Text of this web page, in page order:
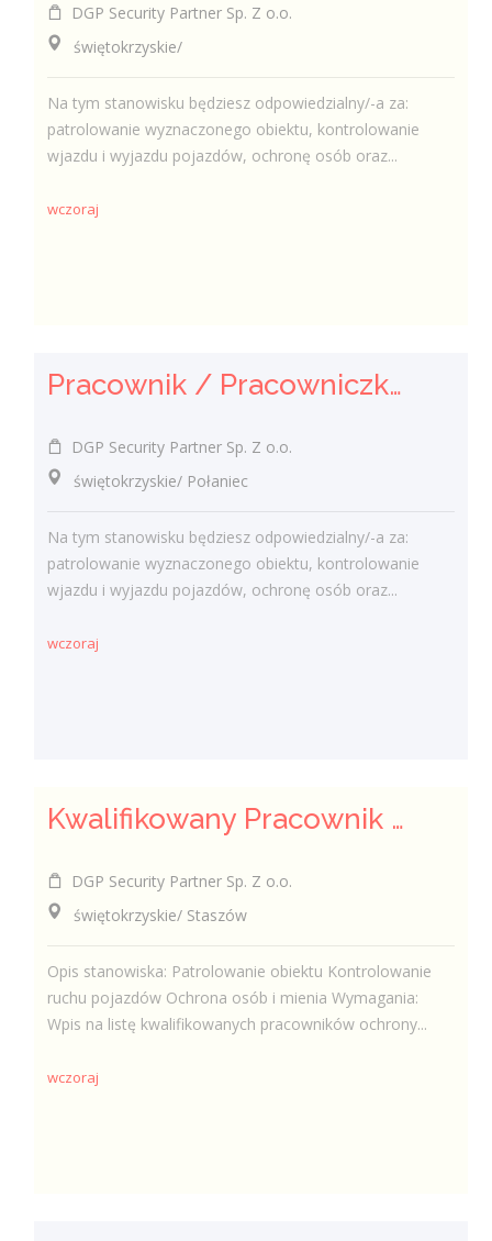
DGP Security Partner Sp. Z o.o.
świętokrzyskie/
Na tym stanowisku będziesz odpowiedzialny/-a za:
patrolowanie wyznaczonego obiektu, kontrolowanie
wjazdu i wyjazdu pojazdów, ochronę osób oraz...
wczoraj
Pracownik / Pracowniczka Ochrony z Pozwoleniem na Broń
DGP Security Partner Sp. Z o.o.
świętokrzyskie/ Połaniec
Na tym stanowisku będziesz odpowiedzialny/-a za:
patrolowanie wyznaczonego obiektu, kontrolowanie
wjazdu i wyjazdu pojazdów, ochronę osób oraz...
wczoraj
Kwalifikowany Pracownik Ochrony z Pozwoleniem na Broń (K/M)
DGP Security Partner Sp. Z o.o.
świętokrzyskie/ Staszów
Opis stanowiska: Patrolowanie obiektu Kontrolowanie
ruchu pojazdów Ochrona osób i mienia Wymagania:
Wpis na listę kwalifikowanych pracowników ochrony...
wczoraj